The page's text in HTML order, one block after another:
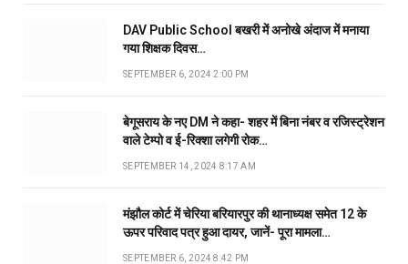
DAV Public School बखरी में अनोखे अंदाज में मनाया
गया शिक्षक दिवस…
SEPTEMBER 6, 2024 2:00 PM
बेगूसराय के नए DM ने कहा- शहर में बिना नंबर व रजिस्ट्रेशन
वाले टेम्पो व ई-रिक्शा लगेगी रोक…
SEPTEMBER 14, 2024 8:17 AM
मंझौल कोर्ट में चेरिया बरियारपुर की थानाध्यक्ष समेत 12 के
ऊपर परिवाद पत्र हुआ दायर, जानें- पूरा मामला…
SEPTEMBER 6, 2024 8:42 PM